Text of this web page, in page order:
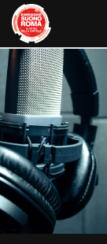
Skip
to
content